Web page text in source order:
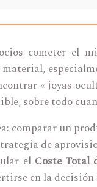
cometer
« joyas
sobre todo
comparar un
de
el Coste Total
en la